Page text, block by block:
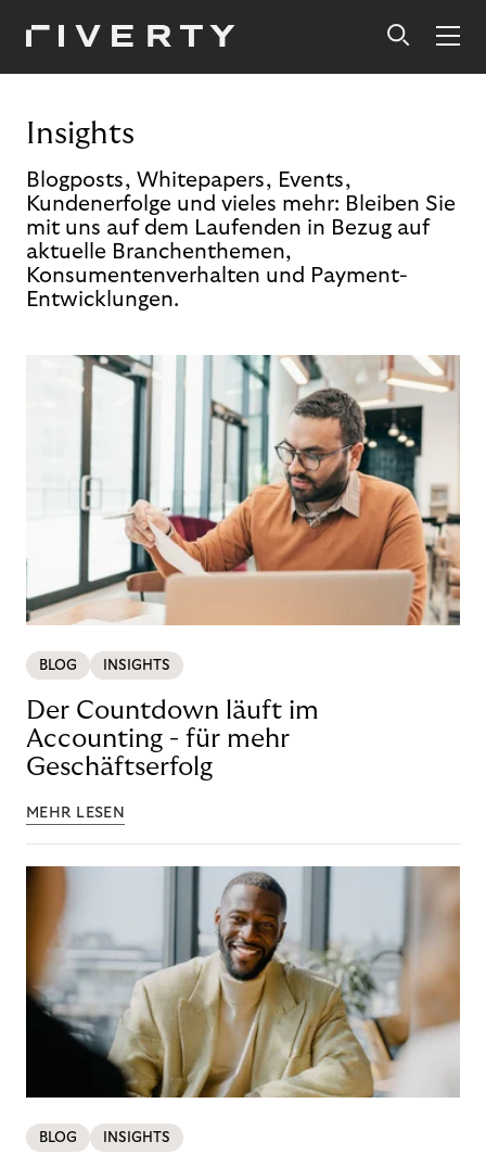
Insights
Blogposts, Whitepapers, Events,
Kundenerfolge und vieles mehr: Bleiben Sie
mit uns auf dem Laufenden in Bezug auf
aktuelle Branchenthemen,
Konsumentenverhalten und Payment-
Entwicklungen.
BLOG INSIGHTS
Der Countdown läuft im
Accounting - für mehr
Geschäftserfolg
MEHR LESEN
BLOG INSIGHTS